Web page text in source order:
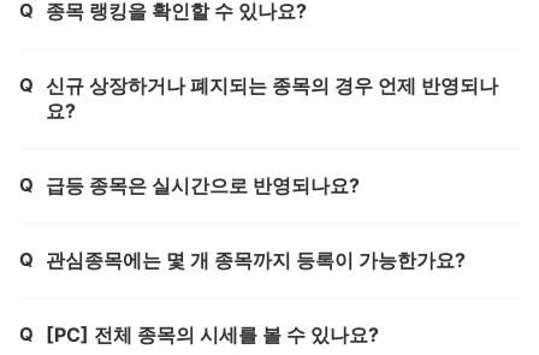
Q 종목 랭킹을 확인할 수 있나요?
Q 신규 상장하거나 폐지되는 종목의 경우 언제 반영되나
요?
Q 급등 종목은 실시간으로 반영되나요?
Q 관심종목에는 몇 개 종목까지 등록이 가능한가요?
Q [PC] 전체 종목의 시세를 볼 수 있나요?